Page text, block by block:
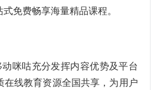
式免费畅享海量精品课程。
动咪咕充分发挥内容优势及平台
在线教育资源全国共享，为用户